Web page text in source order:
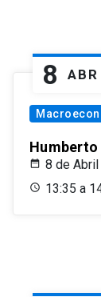
8 ABR
8 de
13:35 a